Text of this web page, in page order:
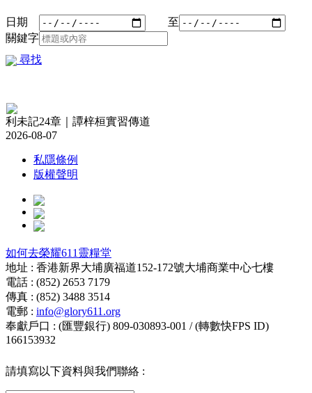
日期
至
關鍵字
尋找
利未記24章｜譚梓桓實習傳道
2026-08-07
私隱條例
版權聲明
如何去榮耀611靈糧堂
地址 : 香港新界大埔廣福道152-172號大埔商業中心七樓
電話 : (852) 2653 7179
傳真 : (852) 3488 3514
電郵 : info@glory611.org
奉獻戶口 : (匯豐銀行) 809-030893-001 / (轉數快FPS ID)
166153932
請填寫以下資料與我們聯絡 :